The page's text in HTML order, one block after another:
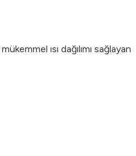
ısı dağılımı sağlayan